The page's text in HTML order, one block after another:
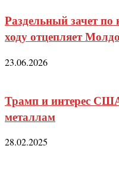
Раздельный зачет
ходу отцепляет
23.06.2026
Трамп и интерес
металлам
28.02.2025